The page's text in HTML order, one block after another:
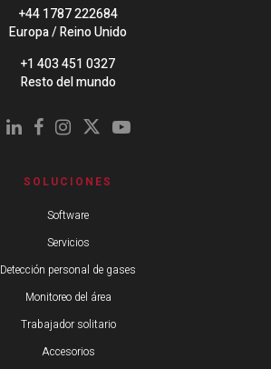
+44 1787 222684
Europa / Reino Unido
+1 403 451 0327
Resto del mundo
SOLUCIONES
Software
Servicios
Detección personal de gases
Monitoreo del área
Trabajador solitario
Accesorios